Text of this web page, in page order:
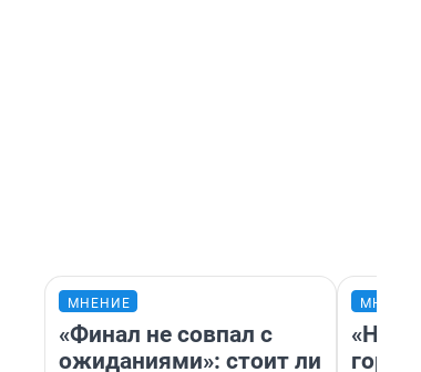
МНЕНИЕ
«Финал не совпал с
ожиданиями»: стоит ли
«Нет